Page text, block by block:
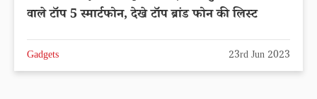
वाले टॉप 5 स्मार्टफोन, देखे टॉप ब्रांड फोन की लिस्ट
Gadgets 23rd Jun 2023